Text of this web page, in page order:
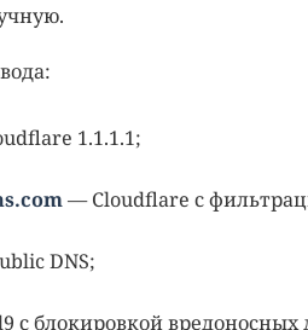
1.1.1.1;
— Cloudflare с
DNS;
с блокировкой вредоносных